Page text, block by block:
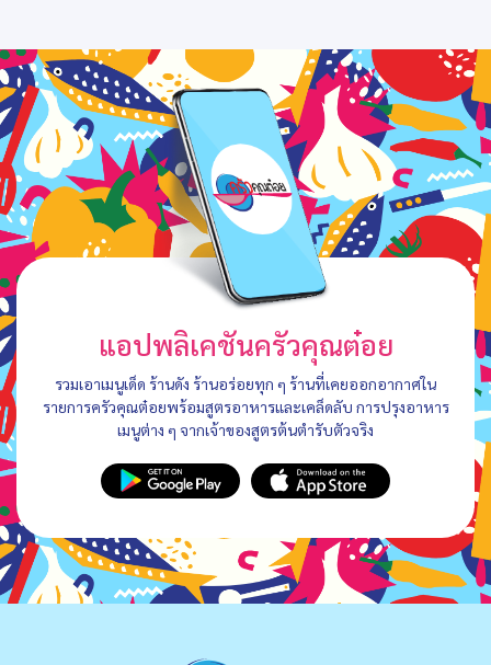
แอปพลิเคชันครัวคุณต๋อย
รวมเอาเมนูเด็ด ร้านดัง ร้านอร่อยทุก ๆ ร้านที่เคยออกอากาศใน
รายการครัวคุณต๋อยพร้อมสูตรอาหารและเคล็ดลับ การปรุงอาหาร
เมนูต่าง ๆ จากเจ้าของสูตรต้นตำรับตัวจริง